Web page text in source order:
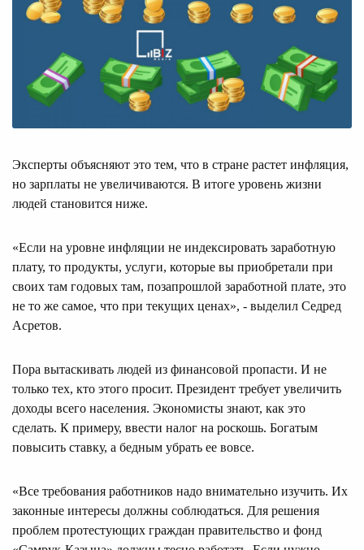
Эксперты объясняют это тем, что в стране растет инфляция,
но зарплаты не увеличиваются. В итоге уровень жизни
людей становится ниже.
«Если на уровне инфляции не индексировать заработную
плату, то продукты, услуги, которые вы приобретали при
своих там годовых там, позапрошлой заработной плате, это
не то же самое, что при текущих ценах», - выделил Седред
Асретов.
Пора вытаскивать людей из финансовой пропасти. И не
только тех, кто этого просит. Президент требует увеличить
доходы всего населения. Экономисты знают, как это
сделать. К примеру, ввести налог на роскошь. Богатым
повысить ставку, а бедным убрать ее вовсе.
«Все требования работников надо внимательно изучить. Их
законные интересы должны соблюдаться. Для решения
проблем протестующих граждан правительство и фонд